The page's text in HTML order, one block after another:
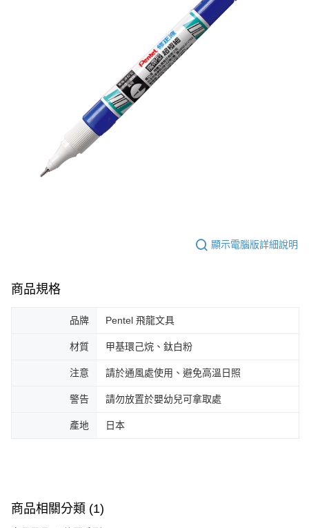
顯示電腦版詳細說明
商品規格
品牌 Pentel 飛龍文具
材質 甲基環己烷、鈦白粉
注意 請於通風處使用、避免高溫日照
警告 請勿放置於嬰幼兒可拿取處
產地 日本
商品相關分類 (1)